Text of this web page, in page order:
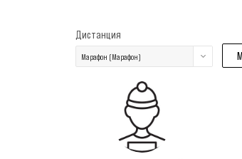
Дистанция
Марафон (Марафон)